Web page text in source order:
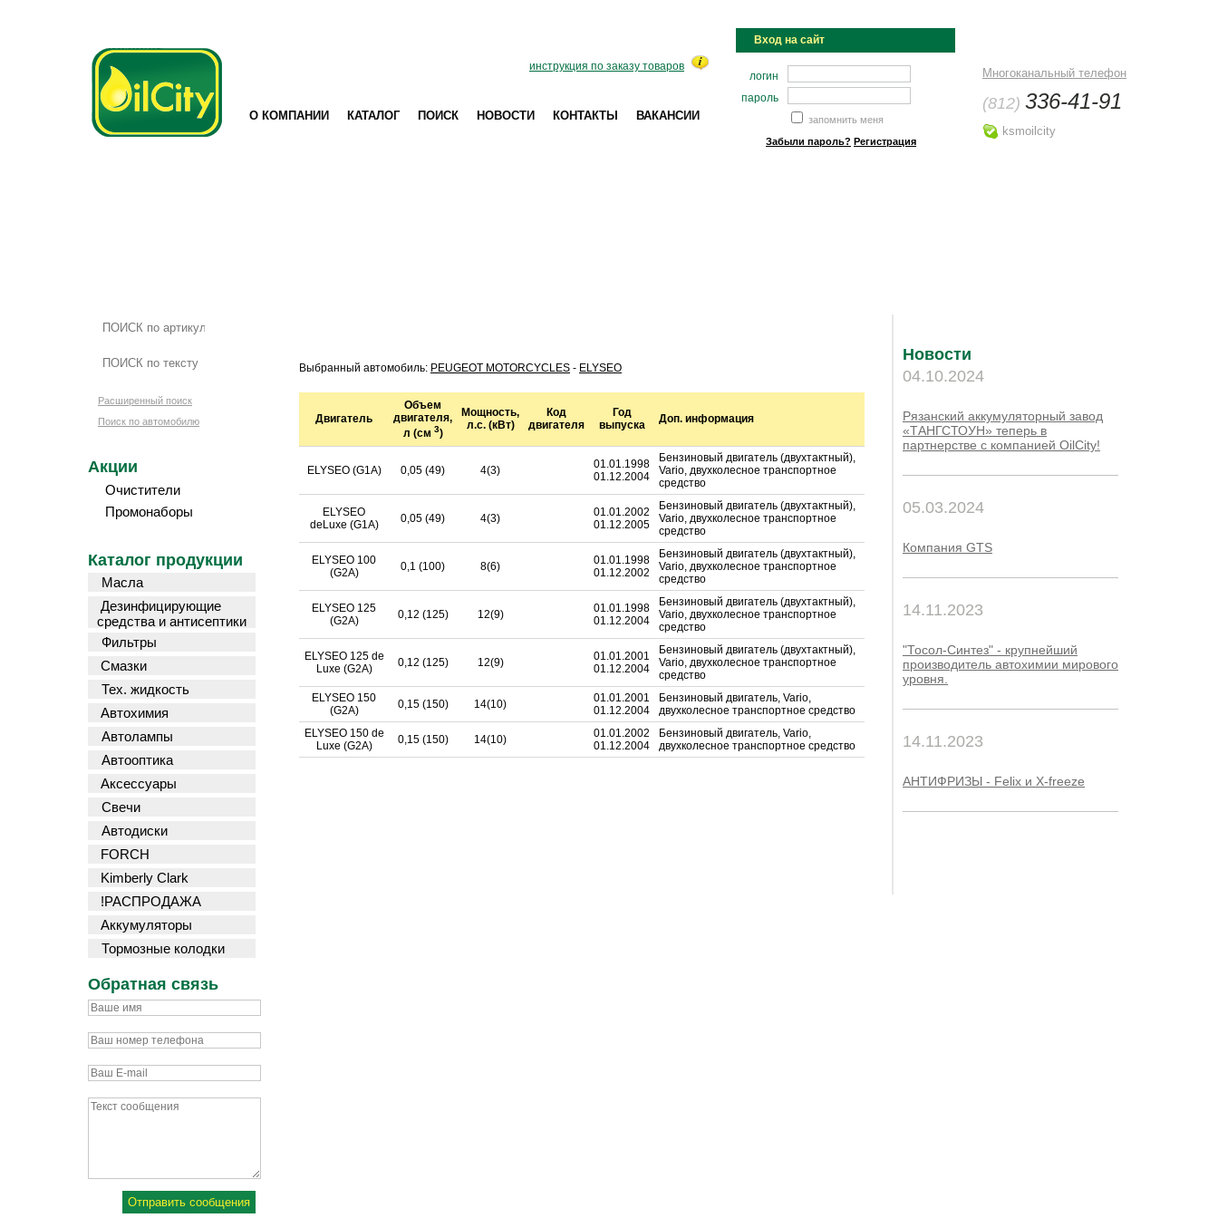
инструкция по заказу товаров
О КОМПАНИИ КАТАЛОГ ПОИСК НОВОСТИ КОНТАКТЫ ВАКАНСИИ
Вход на сайт
логин
пароль
запомнить меня
Забыли пароль? Регистрация
Многоканальный телефон
(812) 336-41-91
ksmoilcity
Расширенный поиск
Поиск по автомобилю
Акции
Очистители
Промонаборы
Каталог продукции
Масла
Дезинфицирующие
средства и антисептики
Фильтры
Смазки
Тех. жидкость
Автохимия
Автолампы
Автооптика
Аксессуары
Свечи
Автодиски
FORCH
Kimberly Clark
!РАСПРОДАЖА
Аккумуляторы
Тормозные колодки
Обратная связь
Выбранный автомобиль: PEUGEOT MOTORCYCLES - ELYSEO
Двигатель
Объем
двигателя,
л (см 3)
Мощность,
л.с. (кВт)
Код
двигателя
Год
выпуска
Доп. информация
ELYSEO (G1A) 0,05 (49) 4(3)
01.01.1998
01.12.2004
Бензиновый двигатель (двухтактный),
Vario, двухколесное транспортное
средство
ELYSEO
deLuxe (G1A)
0,05 (49) 4(3)
01.01.2002
01.12.2005
Бензиновый двигатель (двухтактный),
Vario, двухколесное транспортное
средство
ELYSEO 100
(G2A)
0,1 (100) 8(6)
01.01.1998
01.12.2002
Бензиновый двигатель (двухтактный),
Vario, двухколесное транспортное
средство
ELYSEO 125
(G2A)
0,12 (125) 12(9)
01.01.1998
01.12.2004
Бензиновый двигатель (двухтактный),
Vario, двухколесное транспортное
средство
ELYSEO 125 de
Luxe (G2A)
0,12 (125) 12(9)
01.01.2001
01.12.2004
Бензиновый двигатель (двухтактный),
Vario, двухколесное транспортное
средство
ELYSEO 150
(G2A)
0,15 (150) 14(10)
01.01.2001
01.12.2004
Бензиновый двигатель, Vario,
двухколесное транспортное средство
ELYSEO 150 de
Luxe (G2A)
0,15 (150) 14(10)
01.01.2002
01.12.2004
Бензиновый двигатель, Vario,
двухколесное транспортное средство
Новости
04.10.2024
Рязанский аккумуляторный завод
«ТАНГСТОУН» теперь в
партнерстве с компанией OilCity!
05.03.2024
Компания GTS
14.11.2023
"Тосол-Синтез" - крупнейший
производитель автохимии мирового
уровня.
14.11.2023
АНТИФРИЗЫ - Felix и X-freeze